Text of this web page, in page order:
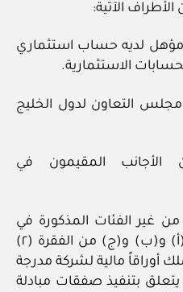
الأطراف الآتية:
مؤهل لديه حساب استثماري
الاستثمارية.
التعاون لدول الخليج
الأجانب المقيمون في
غير الفئات المذكورة في
الفقرات الفرعية (أ) و(ب) و(ج) من الفقرة (٢)
أوراقاً مالية لشركة مدرجة
بتنفيذ صفقات مبادلة